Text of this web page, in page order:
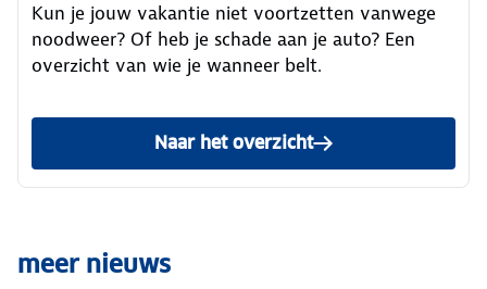
Kun je jouw vakantie niet voortzetten vanwege
noodweer? Of heb je schade aan je auto? Een
overzicht van wie je wanneer belt.
Naar het overzicht
meer nieuws